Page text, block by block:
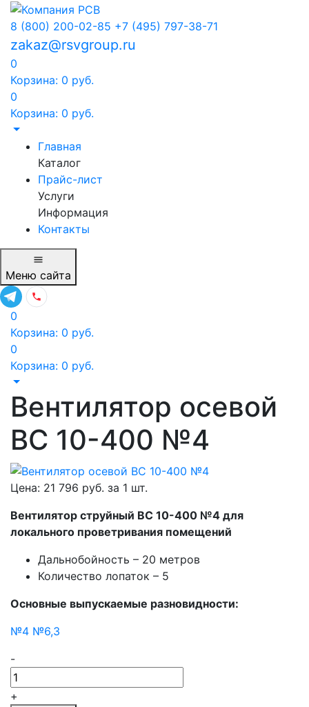
8 (800) 200-02-85 +7 (495) 797-38-71
zakaz@rsvgroup.ru
0
Корзина: 0 руб.
0
Корзина: 0 руб.
Главная
Каталог
Прайс-лист
Услуги
Информация
Контакты
Меню сайта
0
Корзина: 0 руб.
0
Корзина: 0 руб.
Вентилятор осевой
ВС 10-400 №4
Цена: 21 796 руб. за 1 шт.
Вентилятор струйный ВС 10-400 №4 для
локального проветривания помещений
Дальнобойность – 20 метров
Количество лопаток – 5
Основные выпускаемые разновидности:
№4 №6,3
-
+